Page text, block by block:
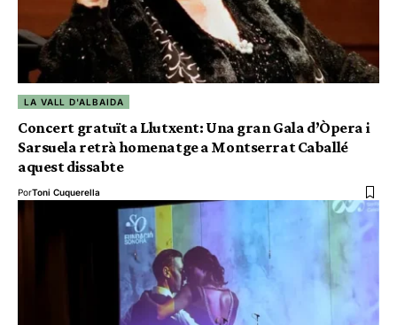
LA VALL D'ALBAIDA
Concert gratuït a Llutxent: Una gran Gala d’Òpera i
Sarsuela retrà homenatge a Montserrat Caballé
aquest dissabte
PorToni Cuquerella